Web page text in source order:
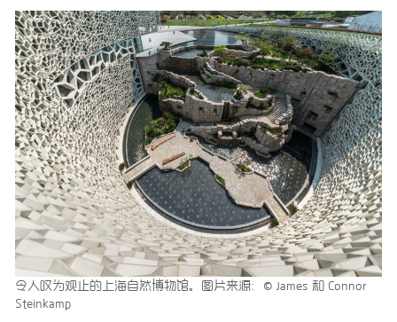
令人叹为观止的上海自然博物馆。图片来源：© James 和 Connor
Steinkamp